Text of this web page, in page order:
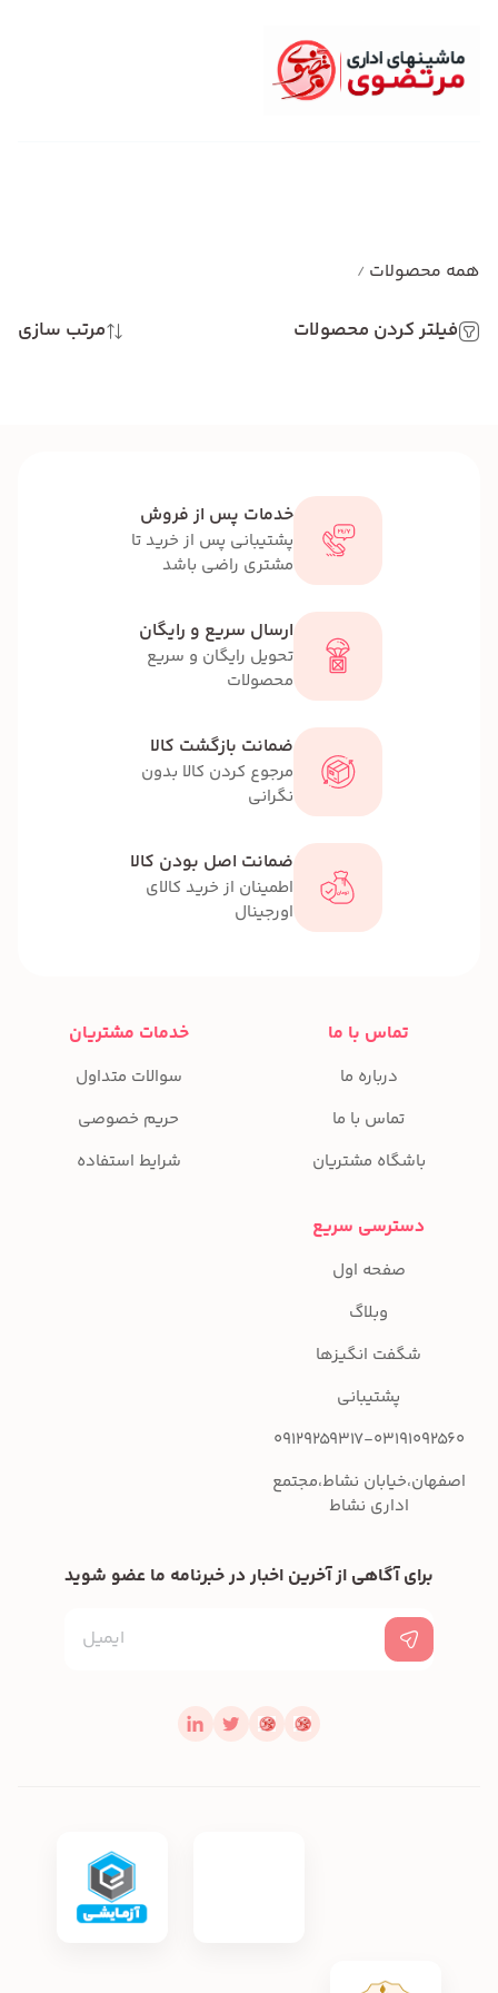
همه محصولات /
فیلتر کردن محصولات مرتب سازی
خدمات پس از فروش
پشتیبانی پس از خرید تا
مشتری راضی باشد
ارسال سریع و رایگان
تحویل رایگان و سریع
محصولات
ضمانت بازگشت کالا
مرجوع کردن کالا بدون
نگرانی
ضمانت اصل بودن کالا
اطمینان از خرید کالای
اورجینال
تماس با ما
درباره ما
تماس با ما
باشگاه مشتریان
خدمات مشتریان
سوالات متداول
حریم خصوصی
شرایط استفاده
دسترسی سریع
صفحه اول
وبلاگ
شگفت انگیزها
پشتیبانی
09129259317-03191092560
اصفهان،خیابان نشاط،مجتمع
اداری نشاط
برای آگاهی از آخرین اخبار در خبرنامه ما عضو شوید